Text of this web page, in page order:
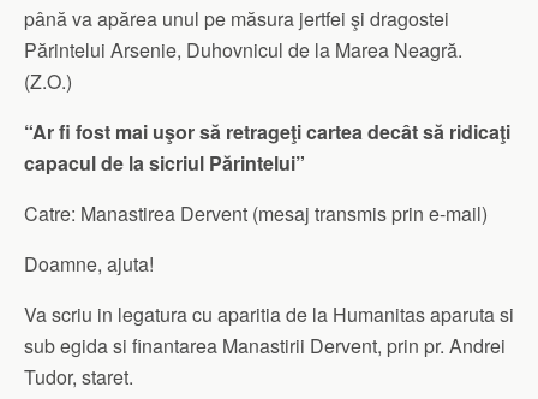
până va apărea unul pe măsura jertfei şi dragostei
Părintelui Arsenie, Duhovnicul de la Marea Neagră.
(Z.O.)
“Ar fi fost mai uşor să retrageţi cartea decât să ridicaţi
capacul de la sicriul Părintelui”
Catre: Manastirea Dervent (mesaj transmis prin e-mail)
Doamne, ajuta!
Va scriu in legatura cu aparitia de la Humanitas aparuta si
sub egida si finantarea Manastirii Dervent, prin pr. Andrei
Tudor, staret.